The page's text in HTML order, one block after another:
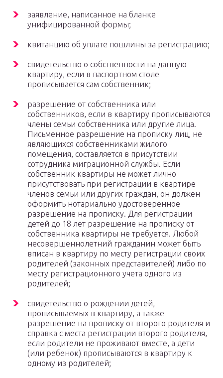
заявление, написанное на бланке
унифицированной формы;
квитанцию об уплате пошлины за регистрацию;
свидетельство о собственности на данную
квартиру, если в паспортном столе
прописывается сам собственник;
разрешение от собственника или
собственников, если в квартиру прописываются
члены семьи собственника или другие лица.
Письменное разрешение на прописку лиц, не
являющихся собственниками жилого
помещения, составляется в присутствии
сотрудника миграционной службы. Если
собственник квартиры не может лично
присутствовать при регистрации в квартире
членов семьи или других граждан, он должен
оформить нотариально удостоверенное
разрешение на прописку. Для регистрации
детей до 18 лет разрешение на прописку от
собственника квартиры не требуется. Любой
несовершеннолетний гражданин может быть
вписан в квартиру по месту регистрации своих
родителей (законных представителей) либо по
месту регистрационного учета одного из
родителей;
свидетельство о рождении детей,
прописываемых в квартиру, а также
разрешение на прописку от второго родителя и
справка с места регистрации второго родителя,
если родители не проживают вместе, а дети
(или ребенок) прописываются в квартиру к
одному из родителей;